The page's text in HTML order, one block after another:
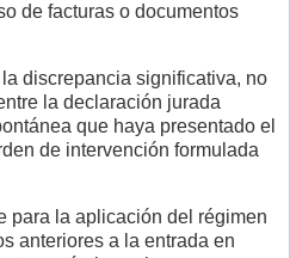
de facturas o documentos
discrepancia significativa, no
la declaración jurada
que haya presentado el
de intervención formulada
para la aplicación del régimen
anteriores a la entrada en